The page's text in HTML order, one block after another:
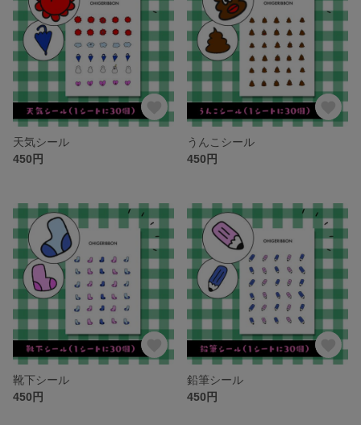
天気シール
450円
うんこシール
450円
靴下シール
450円
鉛筆シール
450円